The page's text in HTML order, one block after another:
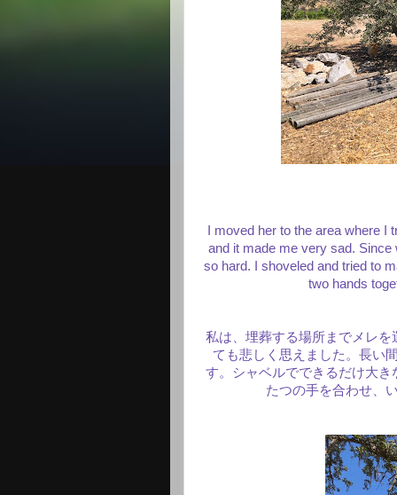
I moved her to the area where I
and it made me very sad. Since
so hard. I shoveled and tried to
two hands
私は、埋葬する場所までメレ
ても悲しく思えました。長い
す。シャベルでできるだけ大
たつの手を合わせ、